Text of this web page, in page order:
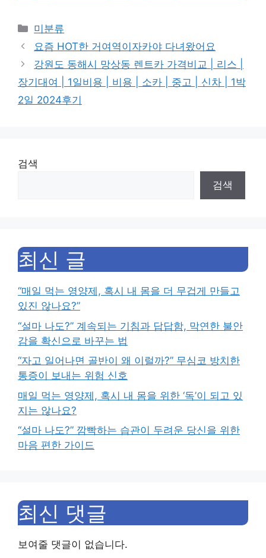
Categories
미분류
요즘 HOT한 거여역이자카야 다녀왔어요
강원도 동해시 망상동 렌트카 가격비교 | 리스 |
장기대여 | 1일비용 | 비용 | 소카 | 중고 | 신차 | 1박
2일 2024후기
검색
검색
최신 글
“매일 먹는 영양제, 혹시 내 몸을 더 무겁게 만들고
있진 않나요?”
“설마 나도?” 계속되는 기침과 답답함, 막연한 불안
감을 확신으로 바꾸는 법
“자고 일어나면 골반이 왜 이럴까?” 무심코 방치한
통증이 보내는 위험 신호
매일 먹는 영양제, 혹시 내 몸을 위한 ‘독’이 되고 있
지는 않나요?
“설마 나도?” 깜빡하는 습관이 두려운 당신을 위한
마음 편한 가이드
최신 댓글
보여줄 댓글이 없습니다.